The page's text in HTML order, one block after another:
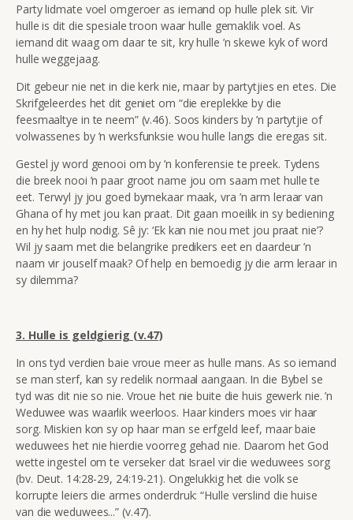
Party lidmate voel omgeroer as iemand op hulle plek sit. Vir
hulle is dit die spesiale troon waar hulle gemaklik voel. As
iemand dit waag om daar te sit, kry hulle ’n skewe kyk of word
hulle weggejaag.
Dit gebeur nie net in die kerk nie, maar by partytjies en etes. Die
Skrifgeleerdes het dit geniet om “die ereplekke by die
feesmaaltye in te neem” (v.46). Soos kinders by ’n partytjie of
volwassenes by ’n werksfunksie wou hulle langs die eregas sit.
Gestel jy word genooi om by ’n konferensie te preek. Tydens
die breek nooi ’n paar groot name jou om saam met hulle te
eet. Terwyl jy jou goed bymekaar maak, vra ’n arm leraar van
Ghana of hy met jou kan praat. Dit gaan moeilik in sy bediening
en hy het hulp nodig. Sê jy: ‘Ek kan nie nou met jou praat nie’?
Wil jy saam met die belangrike predikers eet en daardeur ’n
naam vir jouself maak? Of help en bemoedig jy die arm leraar in
sy dilemma?
3. Hulle is geldgierig (v.47)
In ons tyd verdien baie vroue meer as hulle mans. As so iemand
se man sterf, kan sy redelik normaal aangaan. In die Bybel se
tyd was dit nie so nie. Vroue het nie buite die huis gewerk nie. ’n
Weduwee was waarlik weerloos. Haar kinders moes vir haar
sorg. Miskien kon sy op haar man se erfgeld leef, maar baie
weduwees het nie hierdie voorreg gehad nie. Daarom het God
wette ingestel om te verseker dat Israel vir die weduwees sorg
(bv. Deut. 14:28-29, 24:19-21). Ongelukkig het die volk se
korrupte leiers die armes onderdruk: “Hulle verslind die huise
van die weduwees...” (v.47).